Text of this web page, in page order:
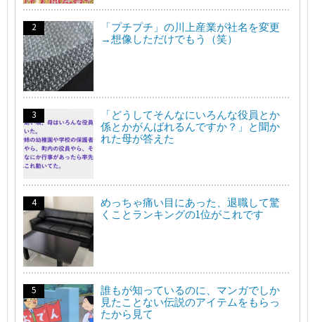
「プチプチ」の川上産業が社名を変更
→想像しただけでもう（笑）
「どうしてそんなにいろんな役員とか
係とかがんばれるんですか？」と聞か
れた母が答えた
めっちゃ痛い目にあった、退職して驚
くことランキングの1位がこれです
誰もが知っているのに、マンガでしか
見たことない伝説のアイテムをもらっ
たから見て